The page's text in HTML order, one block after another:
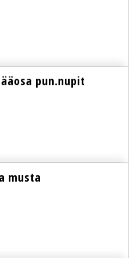
pun.nupit
musta